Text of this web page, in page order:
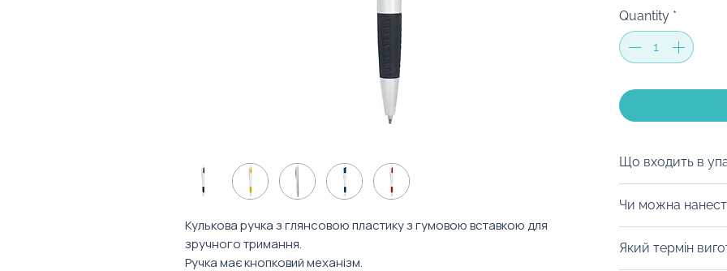
Кулькова ручка з глянсовою пластику з гумовою вставкою для
зручного тримання.
Ручка має кнопковий механізм.
Quantity *
Що входить в
коробку на ваш
матеріалів,
будь-який інший
Чи можна
нанести
Який термін